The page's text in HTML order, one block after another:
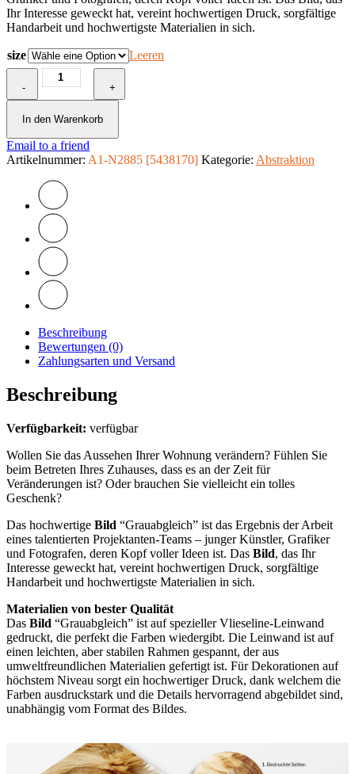
Ihr Interesse geweckt hat, vereint hochwertigen Druck, sorgfältige
Handarbeit und hochwertigste Materialien in sich.
size Leeren
-
Wandbild
-
Grauabgleich
Menge
+
In den Warenkorb
Email to a friend
Artikelnummer: A1-N2885 [5438170] Kategorie: Abstraktion
Beschreibung
Bewertungen (0)
Zahlungsarten und Versand
Beschreibung
Verfügbarkeit: verfügbar
Wollen Sie das Aussehen Ihrer Wohnung verändern? Fühlen Sie
beim Betreten Ihres Zuhauses, dass es an der Zeit für
Veränderungen ist? Oder brauchen Sie vielleicht ein tolles
Geschenk?
Das hochwertige Bild “Grauabgleich” ist das Ergebnis der Arbeit
eines talentierten Projektanten-Teams – junger Künstler, Grafiker
und Fotografen, deren Kopf voller Ideen ist. Das Bild, das Ihr
Interesse geweckt hat, vereint hochwertigen Druck, sorgfältige
Handarbeit und hochwertigste Materialien in sich.
Materialien von bester Qualität
Das Bild “Grauabgleich” ist auf spezieller Vlieseline-Leinwand
gedruckt, die perfekt die Farben wiedergibt. Die Leinwand ist auf
einen leichten, aber stabilen Rahmen gespannt, der aus
umweltfreundlichen Materialien gefertigt ist. Für Dekorationen auf
höchstem Niveau sorgt ein hochwertiger Druck, dank welchem die
Farben ausdruckstark und die Details hervorragend abgebildet sind,
unabhängig vom Format des Bildes.